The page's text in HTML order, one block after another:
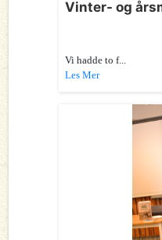
Vinter- og
Vi hadde to f...
Les Mer